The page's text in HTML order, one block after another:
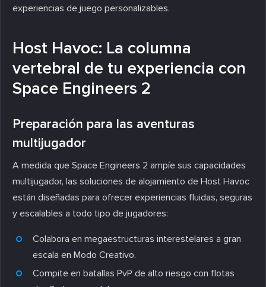
experiencias de juego personalizables.
Host Havoc: La columna
vertebral de tu experiencia con
Space Engineers 2
Preparación para las aventuras
multijugador
A medida que Space Engineers 2 ampíe sus capacidades
multijugador, las soluciones de alojamiento de Host Havoc
están diseñadas para ofrecer experiencias fluidas, seguras
y escalables a todo tipo de jugadores:
Colabora en megaestructuras interestelares a gran
escala en Modo Creativo.
Compite en batallas PvP de alto riesgo con flotas